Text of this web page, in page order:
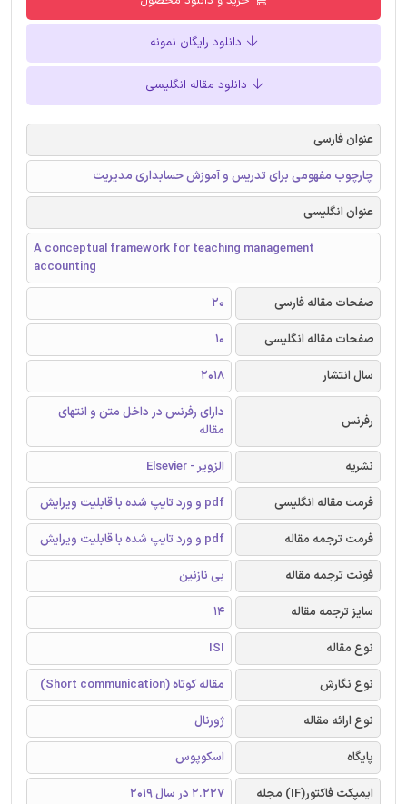
دانلود رایگان نمونه
دانلود مقاله انگلیسی
عنوان فارسی
چارچوب مفهومی برای تدریس و آموزش حسابداری مدیریت
عنوان انگلیسی
A conceptual framework for teaching management
accounting
صفحات مقاله فارسی
20
صفحات مقاله انگلیسی
10
سال انتشار
2018
رفرنس
دارای رفرنس در داخل متن و انتهای
مقاله
نشریه
الزویر - Elsevier
فرمت مقاله انگلیسی
pdf و ورد تایپ شده با قابلیت ویرایش
فرمت ترجمه مقاله
pdf و ورد تایپ شده با قابلیت ویرایش
فونت ترجمه مقاله
بی نازنین
سایز ترجمه مقاله
14
نوع مقاله
ISI
نوع نگارش
مقاله کوتاه (Short communication)
نوع ارائه مقاله
ژورنال
پایگاه
اسکوپوس
ایمپکت فاکتور(IF) مجله
2.227 در سال 2019